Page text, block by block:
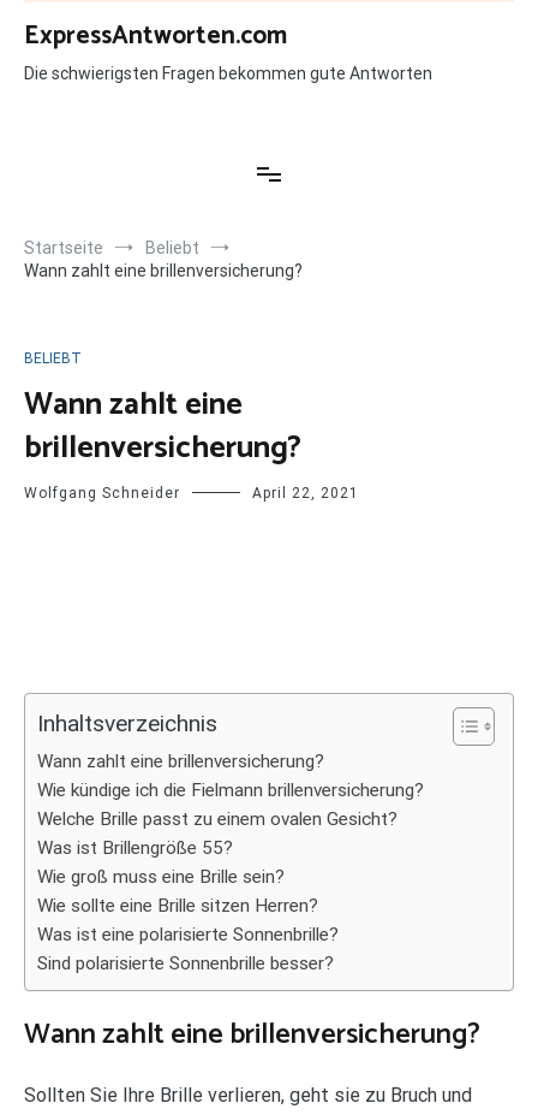
Zum
Inhalt
springen
ExpressAntworten.com
Die schwierigsten Fragen bekommen gute Antworten
Startseite
Beliebt
Wann zahlt eine brillenversicherung?
BELIEBT
Wann zahlt eine
brillenversicherung?
Wolfgang Schneider April 22, 2021
Inhaltsverzeichnis
Wann zahlt eine brillenversicherung?
Wie kündige ich die Fielmann brillenversicherung?
Welche Brille passt zu einem ovalen Gesicht?
Was ist Brillengröße 55?
Wie groß muss eine Brille sein?
Wie sollte eine Brille sitzen Herren?
Was ist eine polarisierte Sonnenbrille?
Sind polarisierte Sonnenbrille besser?
Wann zahlt eine brillenversicherung?
Sollten Sie Ihre Brille verlieren, geht sie zu Bruch und